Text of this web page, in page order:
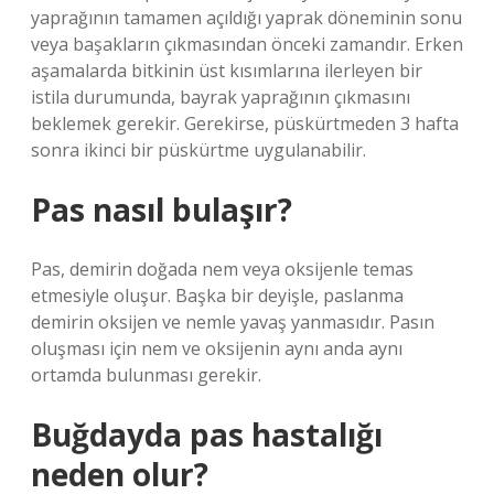
yaprağının tamamen açıldığı yaprak döneminin sonu
veya başakların çıkmasından önceki zamandır. Erken
aşamalarda bitkinin üst kısımlarına ilerleyen bir
istila durumunda, bayrak yaprağının çıkmasını
beklemek gerekir. Gerekirse, püskürtmeden 3 hafta
sonra ikinci bir püskürtme uygulanabilir.
Pas nasıl bulaşır?
Pas, demirin doğada nem veya oksijenle temas
etmesiyle oluşur. Başka bir deyişle, paslanma
demirin oksijen ve nemle yavaş yanmasıdır. Pasın
oluşması için nem ve oksijenin aynı anda aynı
ortamda bulunması gerekir.
Buğdayda pas hastalığı
neden olur?